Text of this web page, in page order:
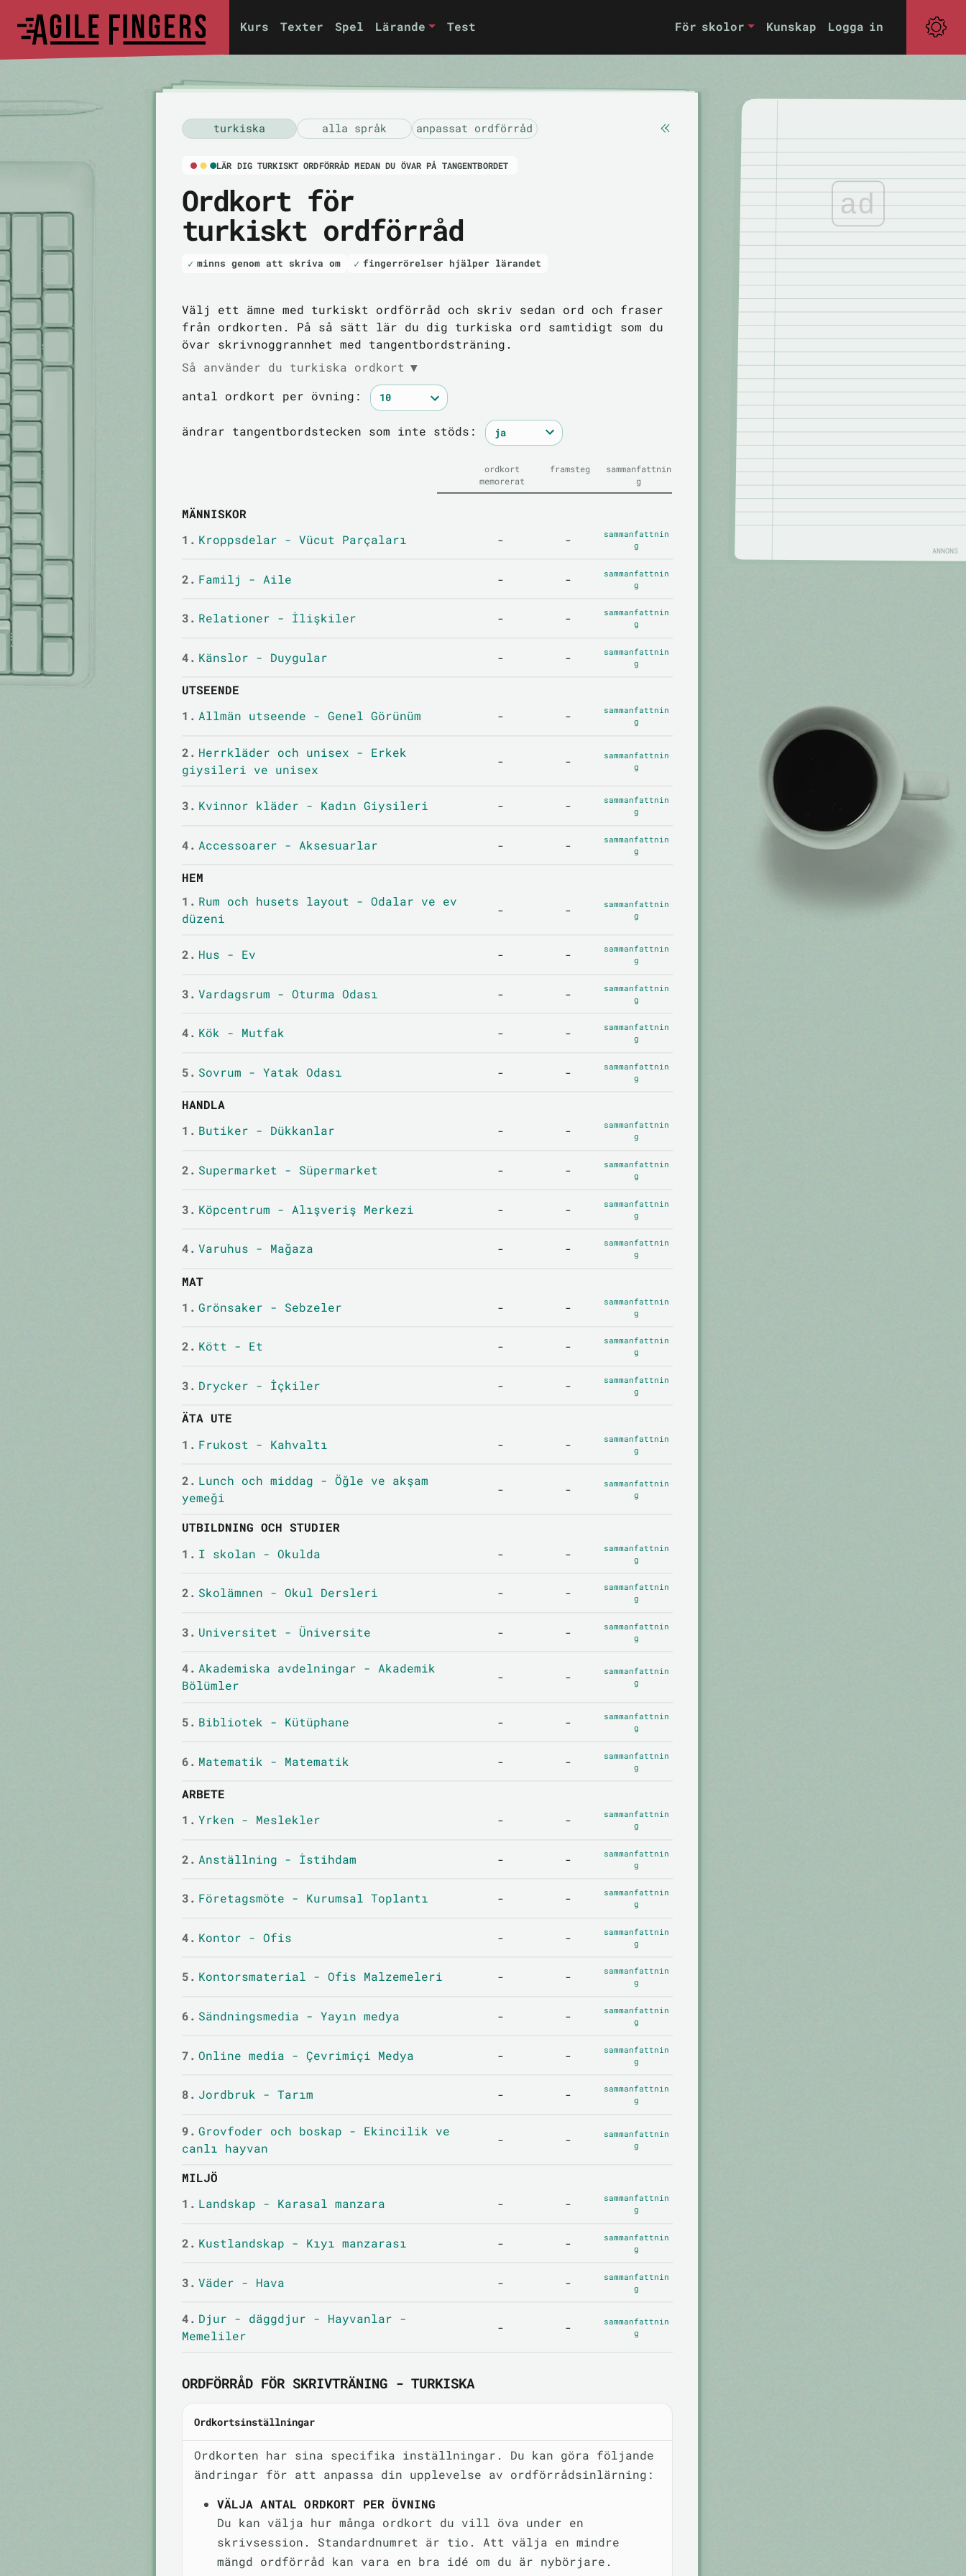
Kurs Texter Spel Lärande Test För skolor Kunskap Logga in
turkiska alla språk anpassat ordförråd
LÄR DIG TURKISKT ORDFÖRRÅD MEDAN DU ÖVAR PÅ TANGENTBORDET
Ordkort för
turkiskt ordförråd
minns genom att skriva om fingerrörelser hjälper lärandet
Välj ett ämne med turkiskt ordförråd och skriv sedan ord och fraser
från ordkorten. På så sätt lär du dig turkiska ord samtidigt som du
övar skrivnoggrannhet med tangentbordsträning.
Så använder du turkiska ordkort ▼
antal ordkort per övning:
ändrar tangentbordstecken som inte stöds:
ordkort
memorerat
framsteg
sammanfattnin
g
MÄNNISKOR
1. Kroppsdelar - Vücut Parçaları - -
sammanfattnin
g
2. Familj - Aile - -
sammanfattnin
g
3. Relationer - İlişkiler - -
sammanfattnin
g
4. Känslor - Duygular - -
sammanfattnin
g
UTSEENDE
1. Allmän utseende - Genel Görünüm - -
sammanfattnin
g
2. Herrkläder och unisex - Erkek
giysileri ve unisex
- -
sammanfattnin
g
3. Kvinnor kläder - Kadın Giysileri - -
sammanfattnin
g
4. Accessoarer - Aksesuarlar - -
sammanfattnin
g
HEM
1. Rum och husets layout - Odalar ve ev
düzeni
- -
sammanfattnin
g
2. Hus - Ev - -
sammanfattnin
g
3. Vardagsrum - Oturma Odası - -
sammanfattnin
g
4. Kök - Mutfak - -
sammanfattnin
g
5. Sovrum - Yatak Odası - -
sammanfattnin
g
HANDLA
1. Butiker - Dükkanlar - -
sammanfattnin
g
2. Supermarket - Süpermarket - -
sammanfattnin
g
3. Köpcentrum - Alışveriş Merkezi - -
sammanfattnin
g
4. Varuhus - Mağaza - -
sammanfattnin
g
MAT
1. Grönsaker - Sebzeler - -
sammanfattnin
g
2. Kött - Et - -
sammanfattnin
g
3. Drycker - İçkiler - -
sammanfattnin
g
ÄTA UTE
1. Frukost - Kahvaltı - -
sammanfattnin
g
2. Lunch och middag - Öğle ve akşam
yemeği
- -
sammanfattnin
g
UTBILDNING OCH STUDIER
1. I skolan - Okulda - -
sammanfattnin
g
2. Skolämnen - Okul Dersleri - -
sammanfattnin
g
3. Universitet - Üniversite - -
sammanfattnin
g
4. Akademiska avdelningar - Akademik
Bölümler
- -
sammanfattnin
g
5. Bibliotek - Kütüphane - -
sammanfattnin
g
6. Matematik - Matematik - -
sammanfattnin
g
ARBETE
1. Yrken - Meslekler - -
sammanfattnin
g
2. Anställning - İstihdam - -
sammanfattnin
g
3. Företagsmöte - Kurumsal Toplantı - -
sammanfattnin
g
4. Kontor - Ofis - -
sammanfattnin
g
5. Kontorsmaterial - Ofis Malzemeleri - -
sammanfattnin
g
6. Sändningsmedia - Yayın medya - -
sammanfattnin
g
7. Online media - Çevrimiçi Medya - -
sammanfattnin
g
8. Jordbruk - Tarım - -
sammanfattnin
g
9. Grovfoder och boskap - Ekincilik ve
canlı hayvan
- -
sammanfattnin
g
MILJÖ
1. Landskap - Karasal manzara - -
sammanfattnin
g
2. Kustlandskap - Kıyı manzarası - -
sammanfattnin
g
3. Väder - Hava - -
sammanfattnin
g
4. Djur - däggdjur - Hayvanlar -
Memeliler
- -
sammanfattnin
g
ORDFÖRRÅD FÖR SKRIVTRÄNING - TURKISKA
Ordkortsinställningar
Ordkorten har sina specifika inställningar. Du kan göra följande
ändringar för att anpassa din upplevelse av ordförrådsinlärning:
VÄLJA ANTAL ORDKORT PER ÖVNING
Du kan välja hur många ordkort du vill öva under en
skrivsession. Standardnumret är tio. Att välja en mindre
mängd ordförråd kan vara en bra idé om du är nybörjare.
ad
ANNONS